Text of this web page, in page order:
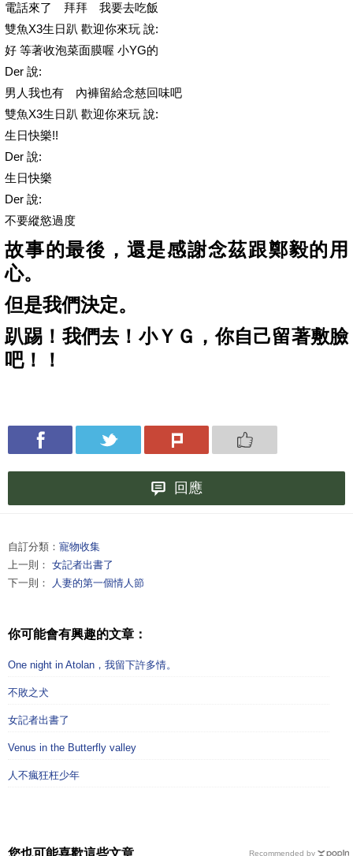
電話來了 拜拜 我要去吃飯
雙魚X3生日趴 歡迎你來玩 說:
好 等著收泡菜面膜喔 小YG的
Der 說:
男人我也有 內褲留給念慈回味吧
雙魚X3生日趴 歡迎你來玩 說:
生日快樂!!
Der 說:
生日快樂
Der 說:
不要縱慾過度
故事的最後，還是感謝念茲跟鄭毅的用
心。
但是我們決定。
趴踢！我們去！小ＹＧ，你自己留著敷臉
吧！！
回應
自訂分類： 寵物收集
上一則： 女記者出書了
下一則：
人妻的第一個情人節
你可能會有興趣的文章：
One night in Atolan，我留下許多情。
不敗之犬
女記者出書了
Venus in the Butterfly valley
人不瘋狂枉少年
您也可能喜歡這些文章 Recommended by